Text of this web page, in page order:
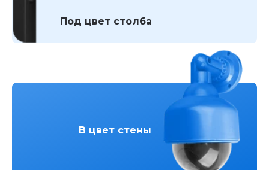
Под цвет столба
В цвет стены